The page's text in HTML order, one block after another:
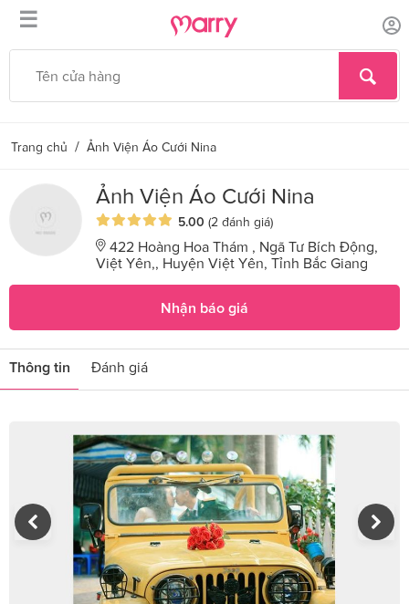
☰
Trang chủ / Ảnh Viện Áo Cưới Nina
Ảnh Viện Áo Cưới Nina
5.00 (2 đánh giá)
422 Hoàng Hoa Thám , Ngã Tư Bích Động,
Việt Yên,, Huyện Việt Yên, Tỉnh Bắc Giang
Nhận báo giá
Thông tin Đánh giá